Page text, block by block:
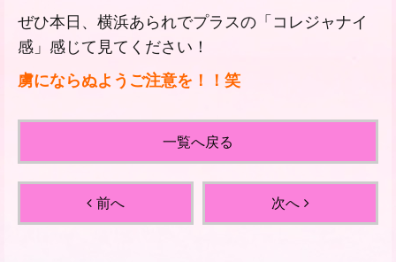
ぜひ本日、横浜あられでプラスの「コレジャナイ
感」感じて見てください！
虜にならぬようご注意を！！笑
前へ
一覧へ戻る
次へ